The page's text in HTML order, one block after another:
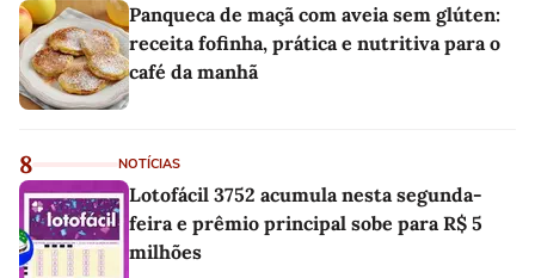
Panqueca de maçã com aveia sem glúten:
receita fofinha, prática e nutritiva para o
café da manhã
8 NOTÍCIAS
Lotofácil 3752 acumula nesta segunda-
feira e prêmio principal sobe para R$ 5
milhões